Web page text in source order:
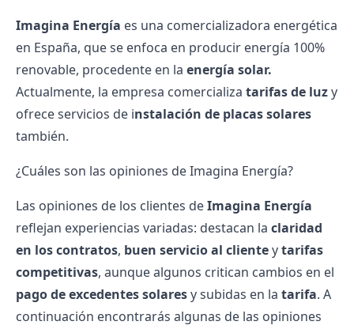
Imagina Energía es una comercializadora energética
en España, que se enfoca en producir energía 100%
renovable, procedente en la energía solar.
Actualmente, la empresa comercializa tarifas de luzy
ofrece servicios de instalación de placas solares
también.
¿Cuáles son las opiniones de Imagina Energía?
Las opiniones de los clientes deImagina Energía
reflejan experiencias variadas: destacan la claridad
en los contratos, buen servicio al clienteytarifas
competitivas, aunque algunos critican cambios en el
pago de excedentes solaresy subidas en la tarifa. A
continuación encontrarás algunas de las opiniones